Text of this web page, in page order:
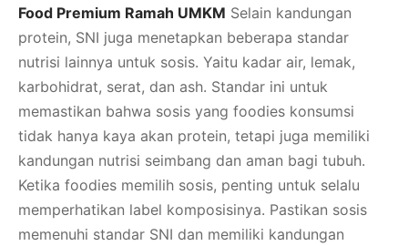
Food Premium Ramah UMKM Selain kandungan
protein, SNI juga menetapkan beberapa standar
nutrisi lainnya untuk sosis. Yaitu kadar air, lemak,
karbohidrat, serat, dan ash. Standar ini untuk
memastikan bahwa sosis yang foodies konsumsi
tidak hanya kaya akan protein, tetapi juga memiliki
kandungan nutrisi seimbang dan aman bagi tubuh.
Ketika foodies memilih sosis, penting untuk selalu
memperhatikan label komposisinya. Pastikan sosis
memenuhi standar SNI dan memiliki kandungan